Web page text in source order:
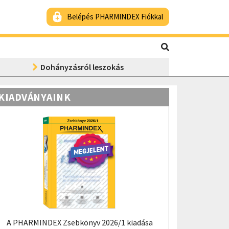
Belépés PHARMINDEX Fiókkal
Dohányzásról leszokás
A PHARMINDEX Zsebkönyv 2026/1 kiadása